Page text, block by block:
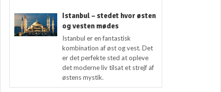
Istanbul – stedet hvor østen
og vesten mødes
Istanbul er en fantastisk
kombination af øst og vest. Det
er det perfekte sted at opleve
det moderne liv tilsat et strejf af
østens mystik.